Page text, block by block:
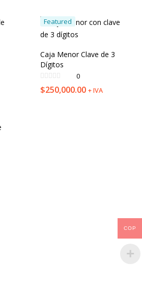
Featured
Caja Menor Clave de 3
Dígitos
0
$250,000.00 + IVA
COP